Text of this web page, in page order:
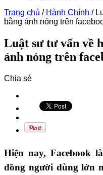
Trang chủ / Hành Chính /
bằng ảnh nóng trên
Luật sư tư vấn về
ảnh nóng trên
Chia sẻ
Hiện nay, Facebook
đồng người dùng lớn